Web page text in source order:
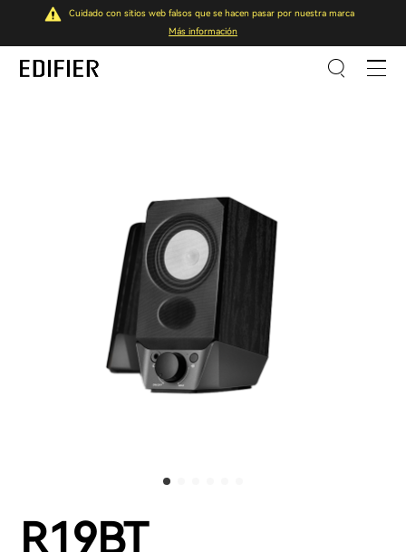
Cuidado con sitios web falsos que se hacen pasar por nuestra marca
Más información
R19BT